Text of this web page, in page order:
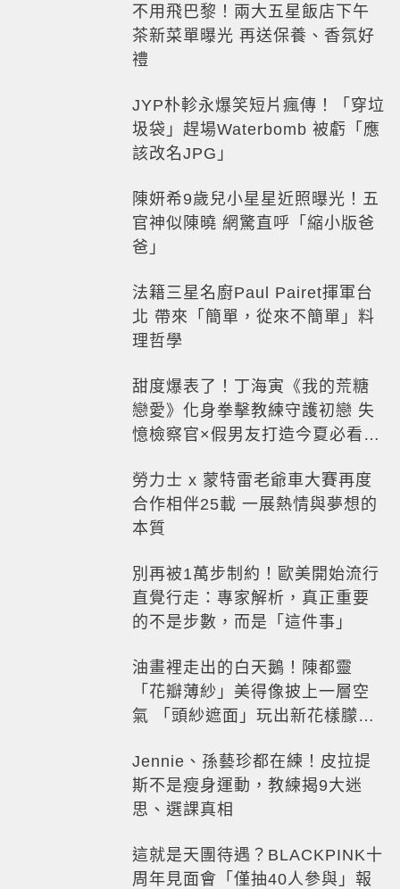
不用飛巴黎！兩大五星飯店下午
茶新菜單曝光 再送保養、香氛好
禮
JYP朴軫永爆笑短片瘋傳！「穿垃
圾袋」趕場Waterbomb 被虧「應
該改名JPG」
陳妍希9歲兒小星星近照曝光！五
官神似陳曉 網驚直呼「縮小版爸
爸」
法籍三星名廚Paul Pairet揮軍台
北 帶來「簡單，從來不簡單」料
理哲學
甜度爆表了！丁海寅《我的荒糖
戀愛》化身拳擊教練守護初戀 失
憶檢察官×假男友打造今夏必看小
勞力士 x 蒙特雷老爺車大賽再度
合作相伴25載 一展熱情與夢想的
本質
別再被1萬步制約！歐美開始流行
直覺行走：專家解析，真正重要
的不是步數，而是「這件事」
油畫裡走出的白天鵝！陳都靈
「花瓣薄紗」美得像披上一層空
氣 「頭紗遮面」玩出新花樣朦朧
Jennie、孫藝珍都在練！皮拉提
斯不是瘦身運動，教練揭9大迷
思、選課真相
這就是天團待遇？BLACKPINK十
周年見面會「僅抽40人參與」報